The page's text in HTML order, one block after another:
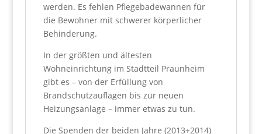
werden. Es fehlen Pflegebadewannen für
die Bewohner mit schwerer körperlicher
Behinderung.
In der größten und ältesten
Wohneinrichtung im Stadtteil Praunheim
gibt es – von der Erfüllung von
Brandschutzauflagen bis zur neuen
Heizungsanlage – immer etwas zu tun.
Die Spenden der beiden Jahre (2013+2014)